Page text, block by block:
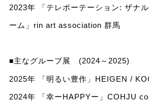
2023年 「テレポーテーション: ザナ
ーム」rin art association 群馬
■主なグループ展 (2024～2025)
2025年 「明るい豊作」HEIGEN /
2024年 「幸ーHAPPYー」COHJU